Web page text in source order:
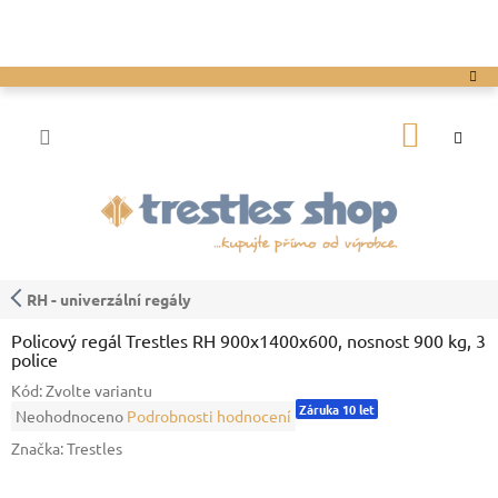
RH - univerzální regály
Policový regál Trestles RH 900x1400x600, nosnost 900 kg, 3
police
Kód:Zvolte variantu
Průměrné
produktu
Neohodnoceno Podrobnosti hodnocení Záruka 10 let
Značka:Trestles